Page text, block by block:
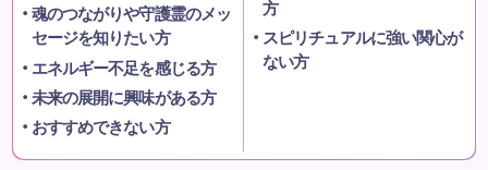
魂のつながりや守護霊のメッ
セージを知りたい方
エネルギー不足を感じる方
未来の展開に興味がある方
おすすめできない方
方
スピリチュアルに強い関心が
ない方